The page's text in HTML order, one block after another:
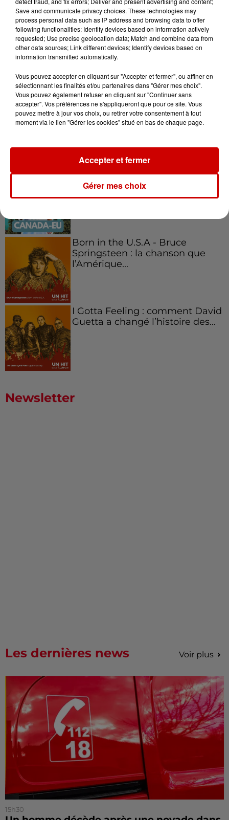
Podcasts Voir plus
Kelly Massol, figure
emblématique de
l'entrepreneuriat féminin
Aménager un school bus au
Canada et accueillir les bleus à
Boston,...
Born in the U.S.A - Bruce
Springsteen : la chanson que
l’Amérique...
I Gotta Feeling : comment David
Guetta a changé l’histoire des...
Newsletter
Les dernières news Voir plus
15h30
Save and communicate privacy choices. These technologies may
process personal data such as IP address and browsing data to offer
following functionalities: Identify devices based on information actively
requested; Use precise geolocation data; Match and combine data from
other data sources; Link different devices; Identify devices based on
information transmitted automatically.
Vous pouvez accepter en cliquant sur "Accepter et fermer", ou affiner en
sélectionnant les finalités et/ou partenaires dans "Gérer mes choix".
Vous pouvez également refuser en cliquant sur "Continuer sans
accepter". Vos préférences ne s'appliqueront que pour ce site. Vous
pouvez mettre à jour vos choix, ou retirer votre consentement à tout
moment via le lien "Gérer les cookies" situé en bas de chaque page.
Gérer mes choix
Accepter et fermer